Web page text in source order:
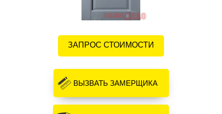
ЗАПРОС СТОИМОСТИ
ВЫЗВАТЬ ЗАМЕРЩИКА